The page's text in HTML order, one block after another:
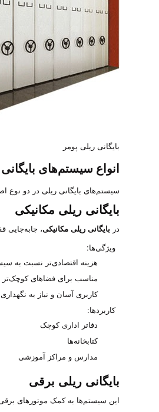
بایگانی ریلی پومر
انواع سیستم‌های
سیستم‌های بایگانی ریلی در دو نوع
بایگانی ریلی مکانیکی
در بایگانی ریلی مکانیکی، جابه‌جایی
ویژگی‌ها:
هزینه اقتصادی‌تر نسبت به
مناسب برای فضاهای کوچک‌تر
کاربری آسان و نیاز به
کاربردها:
دفاتر اداری کوچک
کتابخانه‌ها
مدارس و مراکز آموزشی
بایگانی ریلی برقی
این سیستم‌ها به کمک موتورهای